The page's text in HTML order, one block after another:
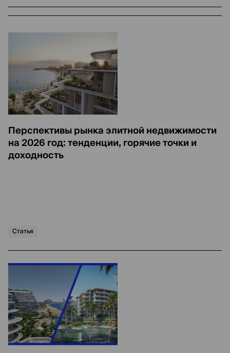
Перспективы рынка элитной недвижимости
на 2026 год: тенденции, горячие точки и
доходность
Статья